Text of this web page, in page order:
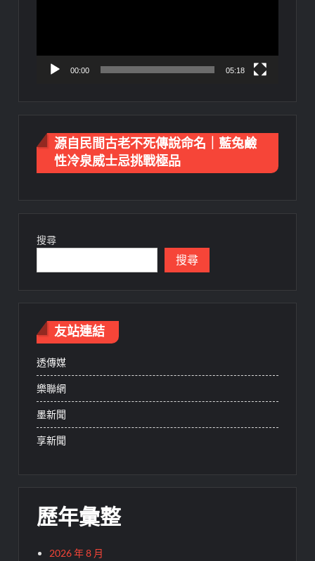
00:00 05:18
源自民間古老不死傳說命名｜藍兔鹼
性冷泉威士忌挑戰極品
搜尋
搜尋
友站連結
透傳媒
樂聯網
墨新聞
享新聞
歷年彙整
2026 年 8 月